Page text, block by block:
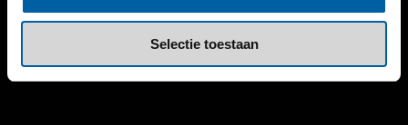
Selectie toestaan